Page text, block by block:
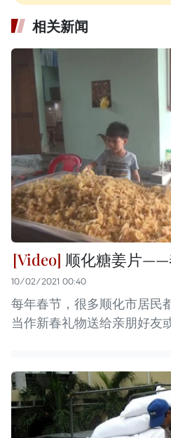
相关新闻
顺化糖姜片——
10/02/2021 00:40
每年春节，很多顺化市居民
当作新春礼物送给亲朋好友